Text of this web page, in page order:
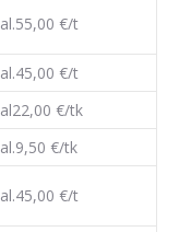
al.55,00 €/t
al.45,00 €/t
al22,00 €/tk
al.9,50 €/tk
al.45,00 €/t